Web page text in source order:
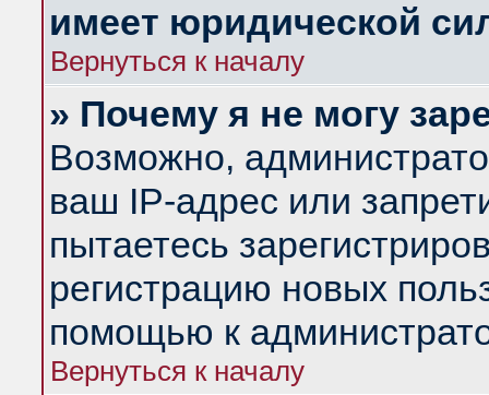
имеет юридической
Вернуться к началу
» Почему я не могу
Возможно,
ваш IP-адрес или
пытаетесь
регистрацию новых
помощью к
Вернуться к началу